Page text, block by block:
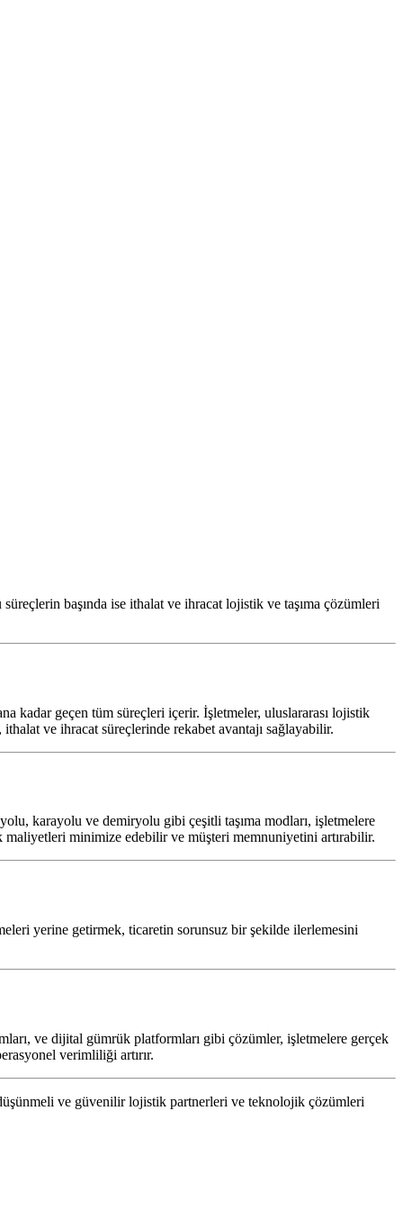
başında ise ithalat ve ihracat lojistik ve taşıma çözümleri
kadar geçen tüm süreçleri içerir. İşletmeler, uluslararası lojistik
ve ihracat süreçlerinde rekabet avantajı sağlayabilir.
karayolu ve demiryolu gibi çeşitli taşıma modları, işletmelere
maliyetleri minimize edebilir ve müşteri memnuniyetini artırabilir.
yerine getirmek, ticaretin sorunsuz bir şekilde ilerlemesini
ve dijital gümrük platformları gibi çözümler, işletmelere gerçek
verimliliği artırır.
ve güvenilir lojistik partnerleri ve teknolojik çözümleri